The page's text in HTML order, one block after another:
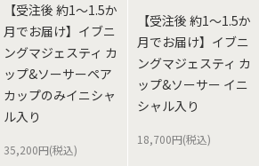
【受注後 約1～1.5か
月でお届け】イブニ
ングマジェスティ カ
ップ&ソーサーペア
カップのみイニシャ
ル入り
35,200円(税込)
【受注後 約1～1.5か
月でお届け】イブニ
ングマジェスティ カ
ップ&ソーサー イニ
シャル入り
18,700円(税込)